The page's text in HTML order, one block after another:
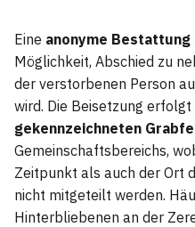
Eine anonyme Bestattung
Möglichkeit, Abschied zu
der verstorbenen Person
wird. Die Beisetzung erfolgt
gekennzeichneten
Gemeinschaftsbereichs,
Zeitpunkt als auch der Ort
nicht mitgeteilt werden.
Hinterbliebenen an der